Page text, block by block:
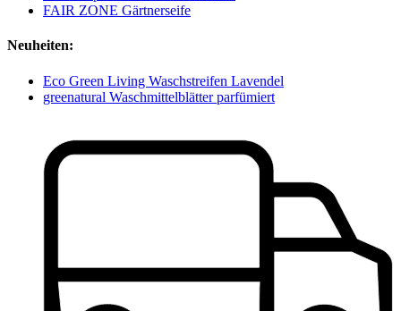
FAIR ZONE Gärtnerseife
Neuheiten:
Eco Green Living Waschstreifen Lavendel
greenatural Waschmittelblätter parfümiert